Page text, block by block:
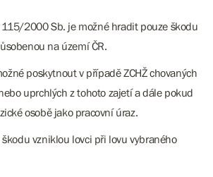
115/2000 Sb. je možné hradit pouze škodu
na území ČR.
poskytnout v případě ZCHŽ chovaných
uprchlých z tohoto zajetí a dále pokud
osobě jako pracovní úraz.
vzniklou lovci při lovu vybraného